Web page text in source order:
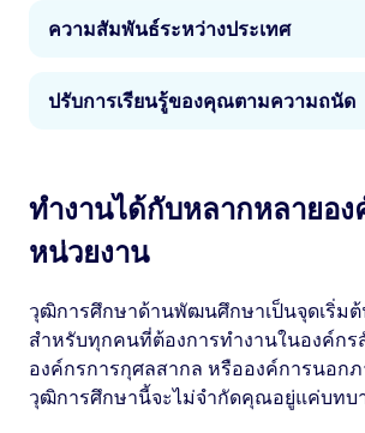
หลักสูตรพัฒนศึกษาจะช่วยให้คุณได้เรีย
ความสัมพันธ์ระหว่างการเปลี่ยนแปลง
ตั้งแต่ประเด็นกว้าง ๆ อย่างเช่น บทบา
ส่งผลกระทบต่อภูมิภาค และประวัติศา
เศรษฐกิจโลก คุณจะได้พัฒนาความเข้า
เกี่ยวกับจุดยุทธ์ศาสตร์หลักและประเด็
พัฒนามนุษย์ทั่วโลก
ความสัมพันธ์ระหว่างประเทศ
ในระหว่างการศึกษาระดับปริญญาด้า
ระหว่างประเทศ คุณจะเข้าใจอย่างลึก
ประเทศ นโยบายสาธารณะ แนวโน้มเ
จะพบประเด็นท้าทายในทุกขั้นของเส้น
ประเด็นในอดีตและปัจจุบันควบคู่ไปด้ว
ปรับการเรียนรู้ของคุณตามความถนัด
อาณาจักร คุณจะมีความยืดหยุ่นมากขึ้
วิชาต่าง ๆ ตามที่เลือก คุณสามารถปรับ
คุณให้สอดคล้องกับอาชีพที่คุณใฝ่ฝัน โด
ต่าง ๆ ตั้งแต่การนำเสนอผลงานไปจนถึ
แบบมีการโต้ตอบ
ทำงานได้กับหลากหลายอง
หน่วยงาน
วุฒิการศึกษาด้านพัฒนศึกษาเป็นจุดเริ่ม
สำหรับทุกคนที่ต้องการทำงานในองค์กร
องค์กรการกุศลสากล หรือองค์การนอก
วุฒิการศึกษานี้จะไม่จำกัดคุณอยู่แค่บทบ